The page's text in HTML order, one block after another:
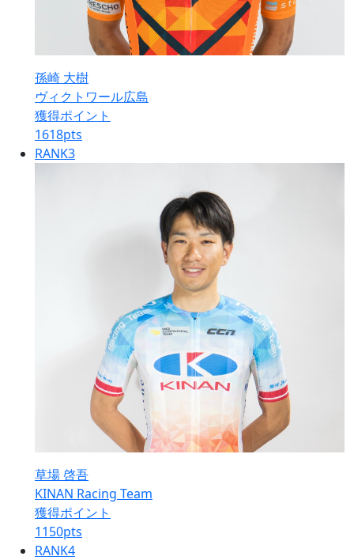
孫崎 大樹
ヴィクトワール広島
獲得ポイント
1618pts
RANK3
草場 啓吾
KINAN Racing Team
獲得ポイント
1150pts
RANK4